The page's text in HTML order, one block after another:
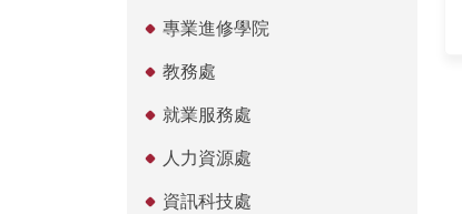
專業進修學院
教務處
就業服務處
人力資源處
資訊科技處